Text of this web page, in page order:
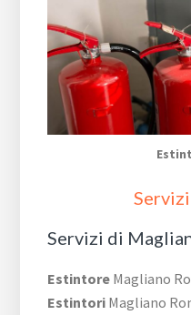
Servizi
Servizi di
Estintore Magliano
Estintori Magliano